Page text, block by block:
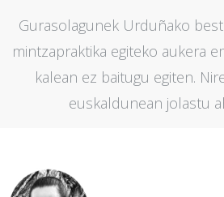
Gurasolagunek Urduñako
mintzapraktika egiteko aukera
kalean ez baitugu egiten.
euskaldunean jolastu